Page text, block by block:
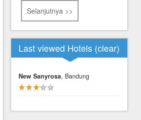
Selanjutnya >>
Last viewed Hotels (clear)
New Sanyrosa, Bandung